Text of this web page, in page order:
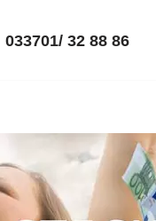
32 88 86